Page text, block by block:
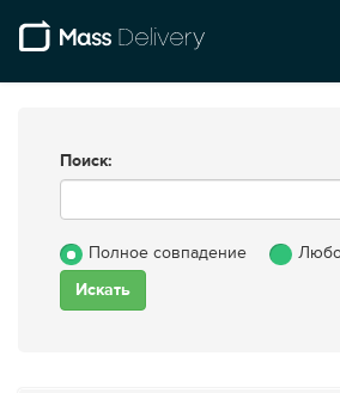
Поиск:
Полное совпадение